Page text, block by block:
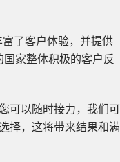
了客户体验，并提供
家整体积极的客户反
可以随时接力，我们可
择，这将带来结果和满